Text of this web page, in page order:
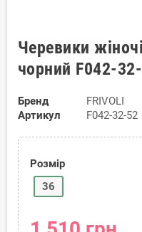
Черевики
чорний F042-
Бренд
FRIVOLI
Артикул
F042-32-52
Розмір
36